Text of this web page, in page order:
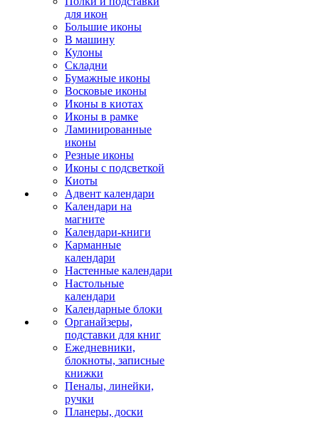
для икон
Большие иконы
В машину
Кулоны
Складни
Бумажные иконы
Восковые иконы
Иконы в киотах
Иконы в рамке
Ламинированные
иконы
Резные иконы
Иконы с подсветкой
Киоты
Адвент календари
Календари на
магните
Календари-книги
Карманные
календари
Настенные календари
Настольные
календари
Календарные блоки
Органайзеры,
подставки для книг
Ежедневники,
блокноты, записные
книжки
Пеналы, линейки,
ручки
Планеры, доски